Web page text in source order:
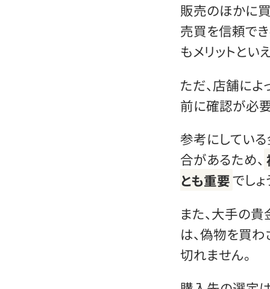
販売のほかに
売買を信頼で
もメリットとい
ただ、店舗に
前に確認が必要
参考にしてい
合があるため、
とも重要でしょ
また、大手の
は、偽物を買
切れません。